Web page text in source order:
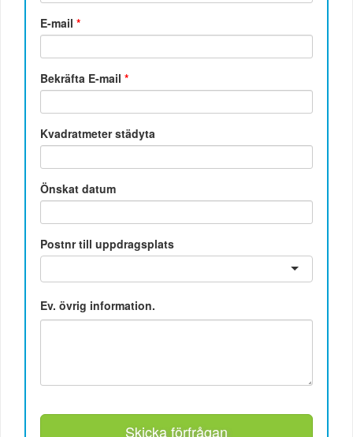
E-mail*
Bekräfta E-mail*
Kvadratmeter städyta
Önskat datum
Postnr till uppdragsplats
Ev. övrig information.
Skicka förfrågan